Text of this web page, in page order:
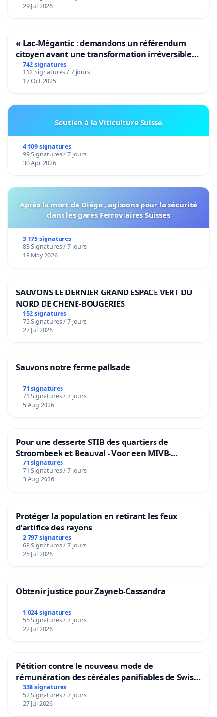
29 Jul 2026
« Lac-Mégantic : demandons un référendum
citoyen avant une transformation irréversible
de notre territoire »
742 signatures
112 Signatures / 7 jours
17 Oct 2025
Soutien à la Viticulture Suisse
4 109 signatures
99 Signatures / 7 jours
30 Apr 2026
Après la mort de Diégo , agissons pour la sécurité
dans les gares Ferroviaires Suisses
3 175 signatures
83 Signatures / 7 jours
13 May 2026
SAUVONS LE DERNIER GRAND ESPACE VERT DU
NORD DE CHENE-BOUGERIES
152 signatures
75 Signatures / 7 jours
27 Jul 2026
Sauvons notre ferme pallsade
71 signatures
71 Signatures / 7 jours
5 Aug 2026
Pour une desserte STIB des quartiers de
Stroombeek et Beauval - Voor een MIVB-
bediening van de wijken Strombeek en Het
Voor
71 signatures
71 Signatures / 7 jours
3 Aug 2026
Protéger la population en retirant les feux
d’artifice des rayons
2 797 signatures
68 Signatures / 7 jours
25 Jul 2026
Obtenir justice pour Zayneb-Cassandra
1 024 signatures
55 Signatures / 7 jours
22 Jul 2026
Pétition contre le nouveau mode de
rémunération des céréales panifiables de Swiss
granum basé sur la teneur en protéines
338 signatures
52 Signatures / 7 jours
27 Jul 2026